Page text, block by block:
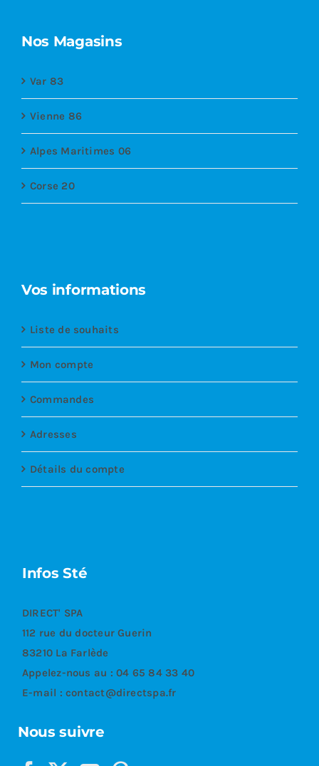
Nos Magasins
Var 83
Vienne 86
Alpes Maritimes 06
Corse 20
Vos informations
Liste de souhaits
Mon compte
Commandes
Adresses
Détails du compte
Infos Sté
DIRECT' SPA
112 rue du docteur Guerin
83210 La Farlède
Appelez-nous au :04 65 84 33 40
E-mail :contact@directspa.fr
Nous suivre